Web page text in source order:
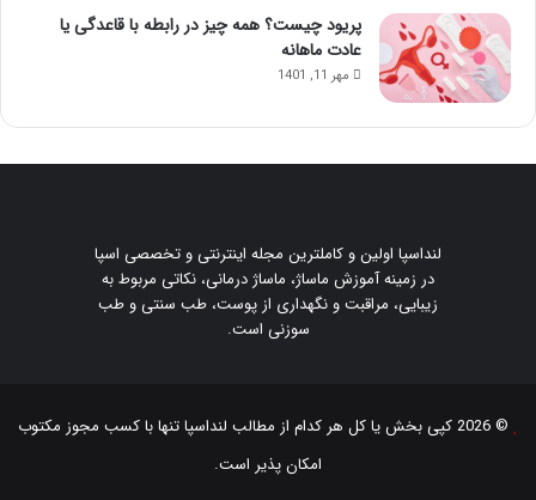
پریود چیست؟ همه چیز در رابطه با قاعدگی یا
عادت ماهانه
مهر 11, 1401
لنداسپا اولین و کاملترین مجله اینترنتی و تخصصی اسپا
در زمینه آموزش ماساژ، ماساژ درمانی، نکاتی مربوط به
زیبایی، مراقبت و نگهداری از پوست، طب سنتی و طب
سوزنی است.
© 2026 کپی بخش یا کل هر کدام از مطالب لنداسپاتنها با کسب مجوز مکتوب
امکان پذیر است.